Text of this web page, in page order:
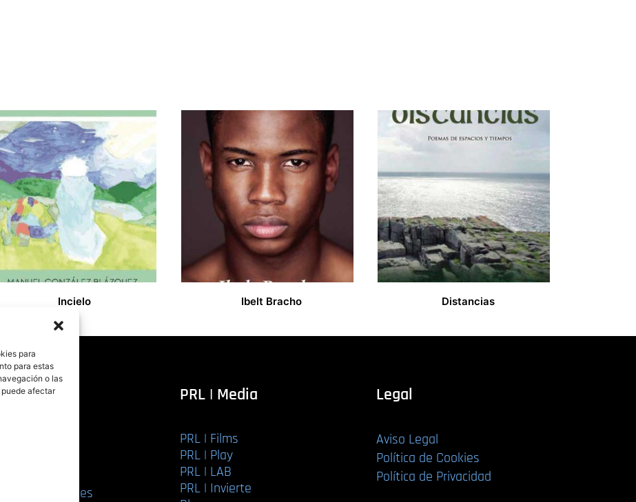
para
para estas
o las
afectar
Incielo Ibelt Bracho Distancias
editoriales
PRL | Media
PRL | Films
PRL | Play
PRL | LAB
PRL | Invierte
Legal
Aviso Legal
Política de Cookies
Política de Privacidad